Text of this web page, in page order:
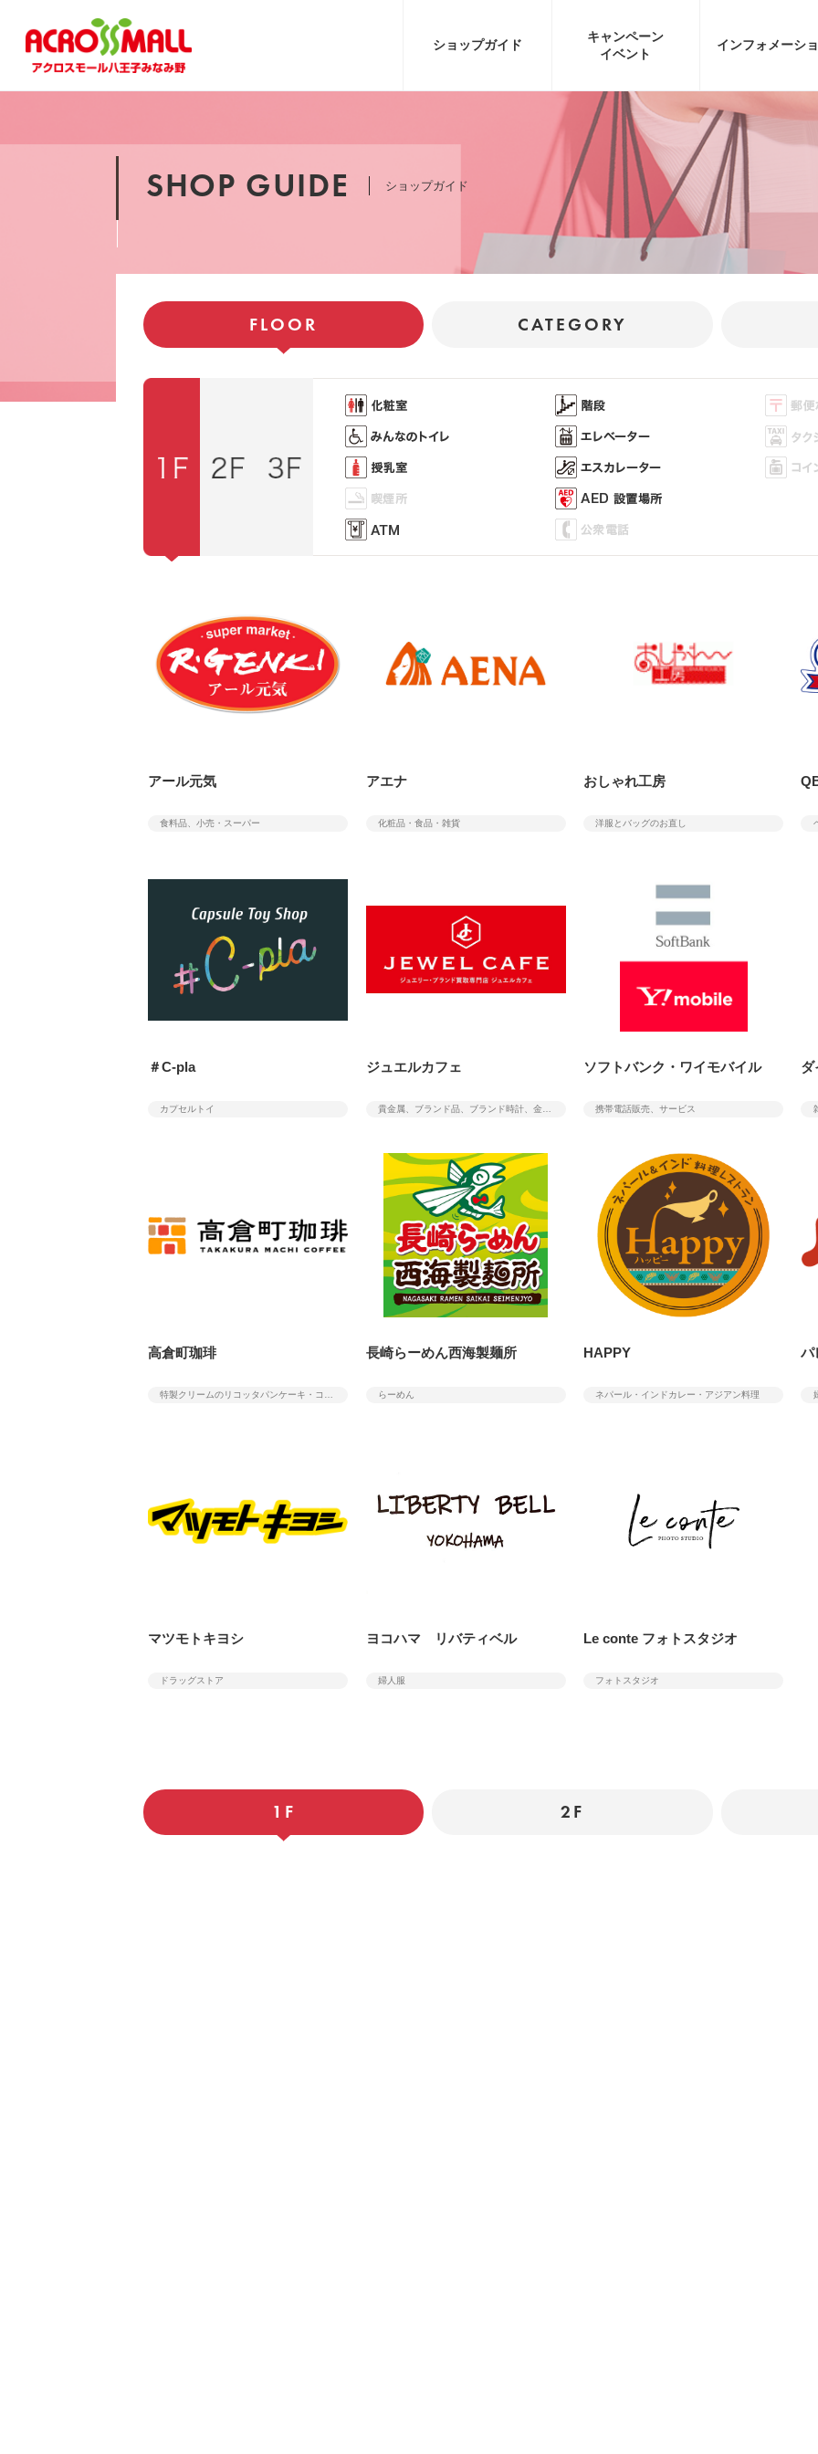
ショップガイド
キャンペーン
イベント
インフォ メーシ
SHOP GUIDE ショップガイド
FLOOR CATEGORY
アール元気
食料品、小売・スーパー
アエナ
化粧品・食品・雑貨
おしゃれ工房
洋服とバッグのお直し
＃C-pla
カプセルトイ
ジュエルカフェ
貴金属、ブランド品、ブランド時計、金券、切手、ハガキの買取を中心とした買取専門店
ソフトバンク・ワイモバイル
携帯電話販売、サービス
ダ
高倉町珈琲
特製クリームのリコッタパンケーキ・コーヒー・カフェ
長崎らーめん西海製麺所
らーめん
HAPPY
ネパール・インドカレー・アジアン料理
パ
マツモトキヨシ
ドラッグストア
ヨコハマ リバティベル
婦人服
Le conte フォトスタジオ
フォトスタジオ
1F 2F